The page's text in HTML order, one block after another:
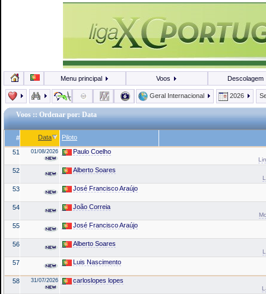
Menu principal Voos Descolagem
Geral Internacional 2026
Voos :: Ordenar por: Data
# Data Piloto
51 01/08/2026 Paulo Coelho
52 Alberto Soares
53 José Francisco Araújo
54 João Correia
55 José Francisco Araújo
56 Alberto Soares
57 Luis Nascimento
58 31/07/2026 carloslopes lopes